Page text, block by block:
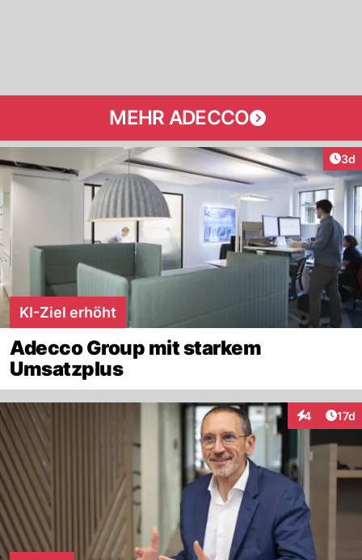
MEHR ADECCO
3d
KI-Ziel erhöht
Adecco Group mit starkem
Umsatzplus
4 17d